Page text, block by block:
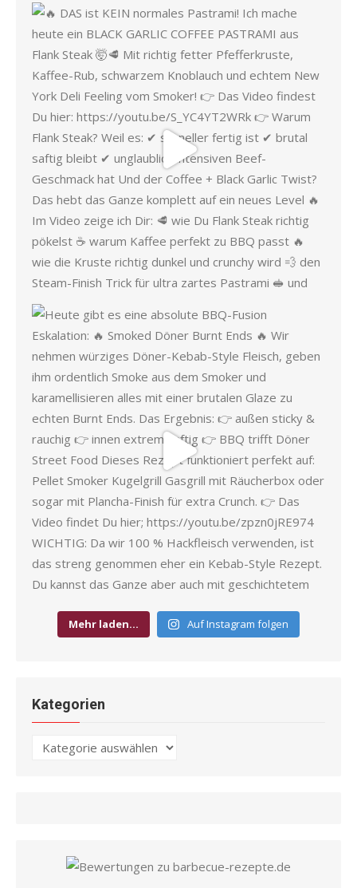
Mehr laden… Auf Instagram folgen
Kategorien
Kategorien